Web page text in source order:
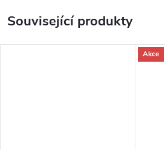
Související produkty
Akce